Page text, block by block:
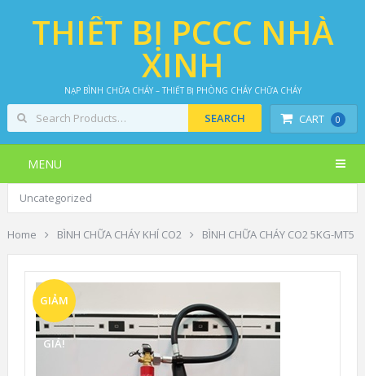
THIẾT BỊ PCCC NHÀ
XINH
NẠP BÌNH CHỮA CHÁY – THIẾT BỊ PHÒNG CHÁY CHỮA CHÁY
CART 0
MENU
Uncategorized
Home BÌNH CHỮA CHÁY KHÍ CO2 BÌNH CHỮA CHÁY CO2 5KG-MT5
GIẢM
GIÁ!